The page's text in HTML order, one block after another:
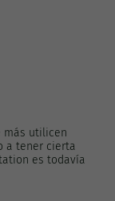
más utilicen
a tener cierta
es todavía